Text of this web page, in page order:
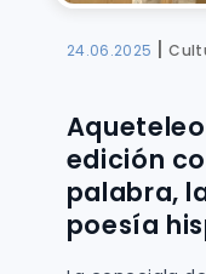
24.06.2025 |
edición
palabra,
poesía